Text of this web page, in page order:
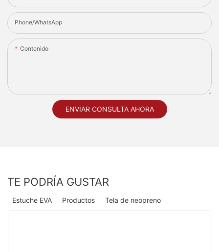
Phone/whatsApp
Contenido
ENVIAR CONSULTA AHORA
TE PODRÍA GUSTAR
Tela de neopreno
Productos
Estuche EVA